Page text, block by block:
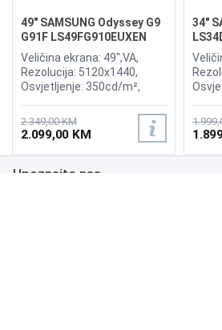
49" SAMSUNG Odyssey G9
G91F LS49FG910EUXEN
144Hz Gaming Curved
Display
Veličina ekrana: 49",VA,
Rezolucija: 5120x1440,
Osvjetljenje: 350cd/m²,
Osvježenje: 144Hz, AMD
FreeSync Premium Pro,
Priključci: 2xHDMI 2.1,
DisplayPort, 2xUSB 3.2, USB-
B
2.349,00 KM
2.099,00 KM
34"
G8
Upoznajte nas